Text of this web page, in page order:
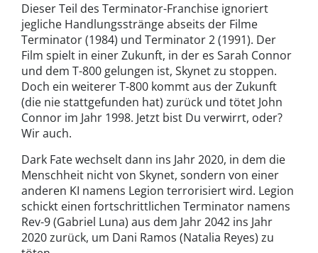
Dieser Teil des Terminator-Franchise ignoriert
jegliche Handlungsstränge abseits der Filme
Terminator (1984) und Terminator 2 (1991). Der
Film spielt in einer Zukunft, in der es Sarah Connor
und dem T-800 gelungen ist, Skynet zu stoppen.
Doch ein weiterer T-800 kommt aus der Zukunft
(die nie stattgefunden hat) zurück und tötet John
Connor im Jahr 1998. Jetzt bist Du verwirrt, oder?
Wir auch.
Dark Fate wechselt dann ins Jahr 2020, in dem die
Menschheit nicht von Skynet, sondern von einer
anderen KI namens Legion terrorisiert wird. Legion
schickt einen fortschrittlichen Terminator namens
Rev-9 (Gabriel Luna) aus dem Jahr 2042 ins Jahr
2020 zurück, um Dani Ramos (Natalia Reyes) zu